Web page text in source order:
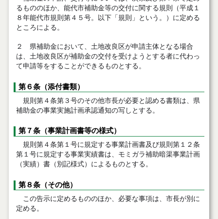
るもののほか、能代市補助金等の交付に関する規則（平成１
８年能代市規則第４５号。以下「規則」という。）に定める
ところによる。
２ 県補助金において、土地改良区が申請主体となる場合
は、土地改良区が補助金の交付を受けようとする者に代わっ
て申請等をすることができるものとする。
第６条（添付書類）
規則第４条第３号のその他市長が必要と認める書類は、県
補助金の事業実施計画承認通知の写しとする。
第７条（事業計画書等の様式）
規則第４条第１号に規定する事業計画書及び規則第１２条
第１号に規定する事業実績書は、モミガラ補助暗渠事業計画
（実績）書（別記様式）によるものとする。
第８条（その他）
この告示に定めるもののほか、必要な事項は、市長が別に
定める。